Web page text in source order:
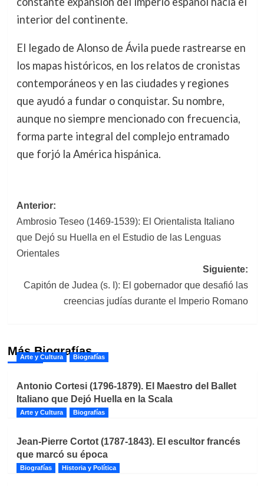
interior del continente.
El legado de Alonso de Ávila puede rastrearse en
los mapas históricos, en los relatos de cronistas
contemporáneos y en las ciudades y regiones
que ayudó a fundar o conquistar. Su nombre,
aunque no siempre mencionado con frecuencia,
forma parte integral del complejo entramado
que forjó la América hispánica.
Navegación
de
entradas
Anterior:
Ambrosio Teseo (1469-1539): El Orientalista Italiano
que Dejó su Huella en el Estudio de las Lenguas
Orientales
Siguiente:
Capitón de Judea (s. I): El gobernador que desafió las
creencias judías durante el Imperio Romano
Más Biografías
Arte y Cultura Biografías
Antonio Cortesi (1796-1879). El Maestro del Ballet
Italiano que Dejó Huella en la Scala
Arte y Cultura Biografías
Jean-Pierre Cortot (1787-1843). El escultor francés
que marcó su época
Biografías Historia y Política